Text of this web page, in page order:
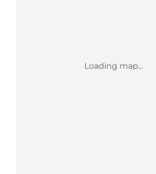
Loading map...